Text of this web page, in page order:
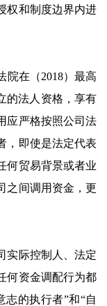
权和制度边界内进
院在（2018）最高
的法人资格，享有
应严格按照公司法
，即使是法定代表
何贸易背景或者业
之间调用资金，更
实际控制人、法定
何资金调配行为都
志的执行者”和“自